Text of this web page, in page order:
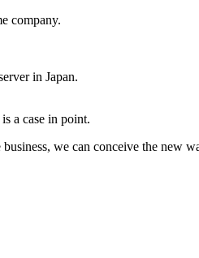
company.
in Japan.
a case in point.
we can conceive the new